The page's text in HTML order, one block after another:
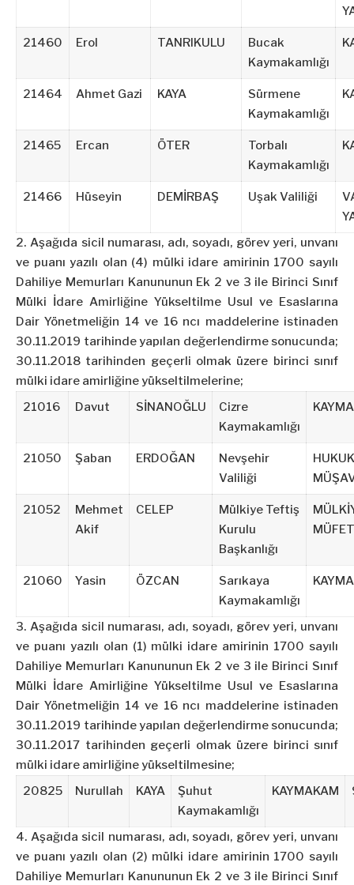
21460 Erol TANRIKULU
Bucak
Kaymakamlığı
21464 Ahmet Gazi KAYA
Sürmene
Kaymakamlığı
21465 Ercan ÖTER
Torbalı
Kaymakamlığı
21466 Hüseyin DEMİRBAŞ Uşak Valiliği
2. Aşağıda sicil numarası, adı, soyadı, görev yeri, unvanı
ve puanı yazılı olan (4) mülki idare amirinin 1700 sayılı
Dahiliye Memurları Kanununun Ek 2 ve 3 ile Birinci Sınıf
Mülki İdare Amirliğine Yükseltilme Usul ve Esaslarına
Dair Yönetmeliğin 14 ve 16 ncı maddelerine istinaden
30.11.2019 tarihinde yapılan değerlendirme sonucunda;
30.11.2018 tarihinden geçerli olmak üzere birinci sınıf
mülki idare amirliğine yükseltilmelerine;
21016
Davut SİNANOĞLU
Cizre
Kaymakamlığı
21050 Şaban ERDOĞAN
Nevşehir
Valiliği
HUKUK
21052
Mehmet
Akif
CELEP
Mülkiye Teftiş
Kurulu
Başkanlığı
21060 Yasin ÖZCAN
Sarıkaya
Kaymakamlığı
3. Aşağıda sicil numarası, adı, soyadı, görev yeri, unvanı
ve puanı yazılı olan (1) mülki idare amirinin 1700 sayılı
Dahiliye Memurları Kanununun Ek 2 ve 3 ile Birinci Sınıf
Mülki İdare Amirliğine Yükseltilme Usul ve Esaslarına
Dair Yönetmeliğin 14 ve 16 ncı maddelerine istinaden
30.11.2019 tarihinde yapılan değerlendirme sonucunda;
30.11.2017 tarihinden geçerli olmak üzere birinci sınıf
mülki idare amirliğine yükseltilmesine;
20825
Nurullah KAYA
Şuhut
Kaymakamlığı
KAYMAKAM
4. Aşağıda sicil numarası, adı, soyadı, görev yeri, unvanı
ve puanı yazılı olan (2) mülki idare amirinin 1700 sayılı
Dahiliye Memurları Kanununun Ek 2 ve 3 ile Birinci Sınıf